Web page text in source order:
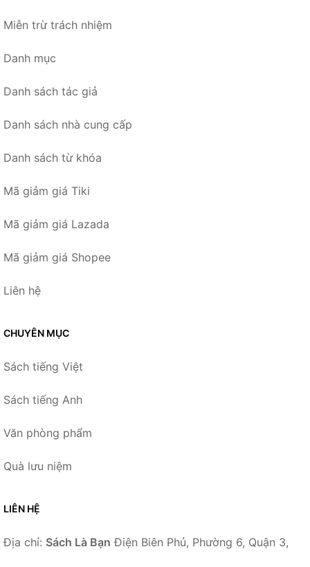
Miễn trừ trách nhiệm
Danh mục
Danh sách tác giả
Danh sách nhà cung cấp
Danh sách từ khóa
Mã giảm giá Tiki
Mã giảm giá Lazada
Mã giảm giá Shopee
Liên hệ
CHUYÊN MỤC
Sách tiếng Việt
Sách tiếng Anh
Văn phòng phẩm
Quà lưu niệm
LIÊN HỆ
Địa chỉ: Sách Là Bạn Điện Biên Phủ, Phường 6, Quận 3,